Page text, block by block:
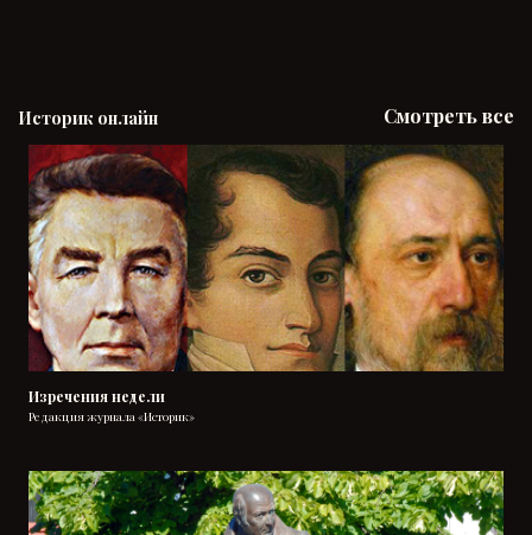
Историк онлайн Смотреть все
Изречения недели
Редакция журнала «Историк»